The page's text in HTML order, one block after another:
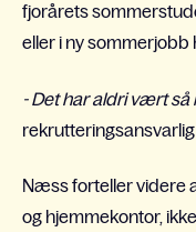
fjorårets
eller i ny sommerjobb
- Det har aldri vært så
Næss forteller videre
og hjemmekontor,